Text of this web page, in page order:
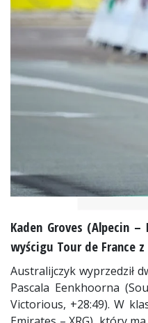
Kaden Groves (Alpecin
wyścigu Tour de France
Australijczyk wyprzedził
Pascala Eenkhoorna
Victorious, +28:49). W